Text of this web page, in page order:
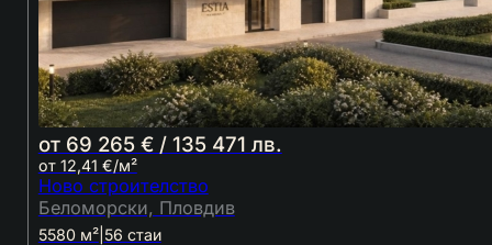
от 69 265 € / 135 471 лв.
от 12,41 €/м²
Ново строителство
Беломорски, Пловдив
5580 м²| 56 стаи